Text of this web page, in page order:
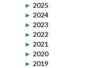
► 2025
► 2024
► 2023
► 2022
► 2021
► 2020
► 2019